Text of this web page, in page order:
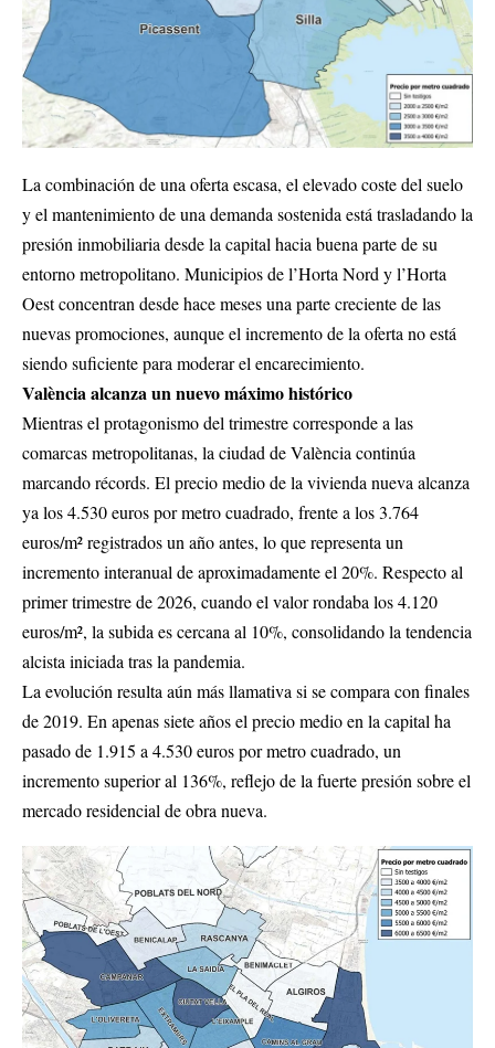
La combinación de una oferta escasa, el elevado coste del suelo
y el mantenimiento de una demanda sostenida está trasladando la
presión inmobiliaria desde la capital hacia buena parte de su
entorno metropolitano. Municipios de l’Horta Nord y l’Horta
Oest concentran desde hace meses una parte creciente de las
nuevas promociones, aunque el incremento de la oferta no está
siendo suficiente para moderar el encarecimiento.
València alcanza un nuevo máximo histórico
Mientras el protagonismo del trimestre corresponde a las
comarcas metropolitanas, la ciudad de València continúa
marcando récords. El precio medio de la vivienda nueva alcanza
ya los 4.530 euros por metro cuadrado, frente a los 3.764
euros/m² registrados un año antes, lo que representa un
incremento interanual de aproximadamente el 20%. Respecto al
primer trimestre de 2026, cuando el valor rondaba los 4.120
euros/m², la subida es cercana al 10%, consolidando la tendencia
alcista iniciada tras la pandemia.
La evolución resulta aún más llamativa si se compara con finales
de 2019. En apenas siete años el precio medio en la capital ha
pasado de 1.915 a 4.530 euros por metro cuadrado, un
incremento superior al 136%, reflejo de la fuerte presión sobre el
mercado residencial de obra nueva.